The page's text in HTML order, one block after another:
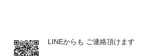
LINEからも ご連絡頂けます